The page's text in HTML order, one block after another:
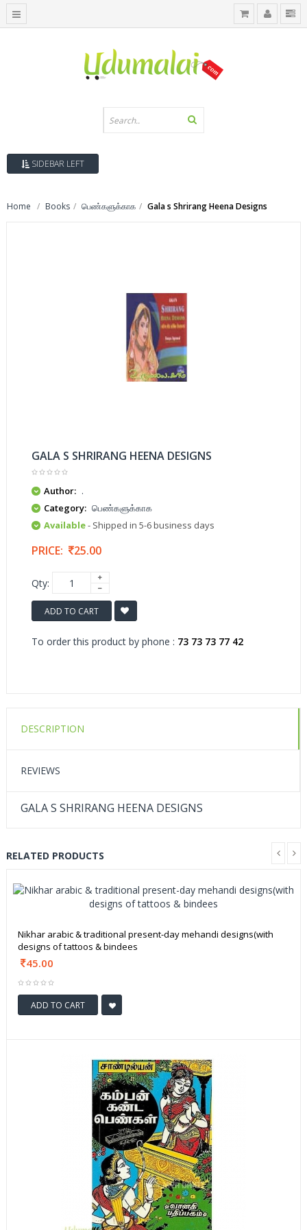
SIDEBAR LEFT
Home Books பெண்களுக்காக Gala s Shrirang Heena Designs
GALA S SHRIRANG HEENA DESIGNS
Author: .
Category: பெண்களுக்காக
Available- Shipped in 5-6 business days
PRICE: 25.00
Qty:
ADD TO CART
To order this product by phone : 73 73 73 77 42
DESCRIPTION
REVIEWS
GALA S SHRIRANG HEENA DESIGNS
RELATED PRODUCTS
Nikhar arabic & traditional present-day mehandi designs(with
designs of tattoos & bindees
45.00
ADD TO CART